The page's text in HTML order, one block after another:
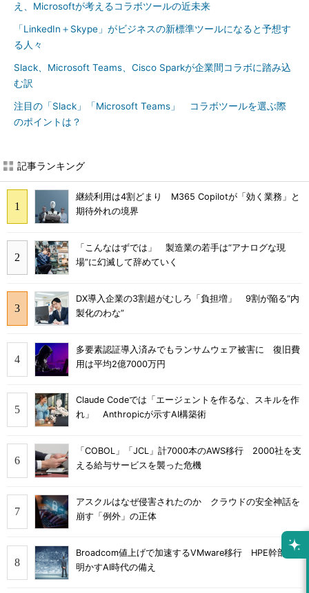
え、Microsoftが考えるコラボツールの近未来
「LinkedIn＋Skype」がビジネスの新標準ツールになると予想す
る人々
Slack、Microsoft Teams、Cisco Sparkが企業間コラボに踏み込
む訳
注目の「Slack」「Microsoft Teams」 コラボツールを選ぶ際
のポイントは？
記事ランキング
継続利用は4割どまり M365 Copilotが「効く業務」と
期待外れの境界
「こんなはずでは」 製造業の若手は“アナログな現
場”に幻滅して辞めていく
DX導入企業の3割超がむしろ「負担増」 9割が陥る“内
製化のわな”
多要素認証導入済みでもランサムウェア被害に 復旧費
用は平均2億7000万円
Claude Codeでは「エージェントを作るな、スキルを作
れ」 Anthropicが示すAI構築術
「COBOL」「JCL」計7000本のAWS移行 2000社を支
える給与サービスを襲った危機
アスクルはなぜ侵害されたのか クラウドの安全神話を
崩す「例外」の正体
Broadcom値上げで加速するVMware移行 HPE幹部が
明かすAI時代の備え